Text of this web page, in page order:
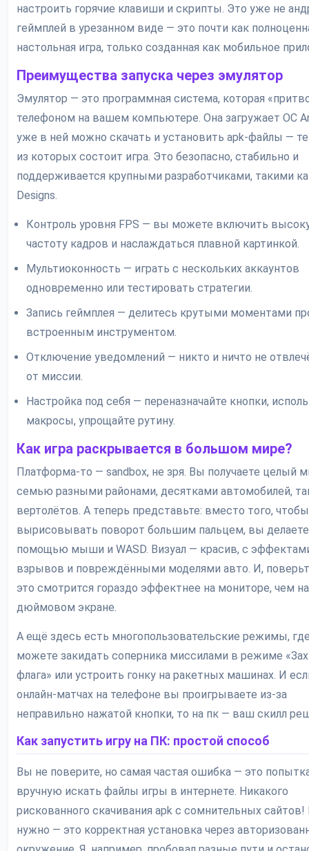
настроить горячие клавиши и скрипты. Это уже не
геймплей в урезанном виде — это почти как
настольная игра, только созданная как мобильное
Преимущества запуска через эмулятор
Эмулятор — это программная система, которая
телефоном на вашем компьютере. Она загружает ОС
уже в ней можно скачать и установить apk-файлы —
из которых состоит игра. Это безопасно, стабильно и
поддерживается крупными разработчиками, такими
Designs.
Контроль уровня FPS — вы можете включить
частоту кадров и наслаждаться плавной картинкой.
Мультиоконность — играть с нескольких аккаунтов
одновременно или тестировать стратегии.
Запись геймплея — делитесь крутыми моментами
встроенным инструментом.
Отключение уведомлений — никто и ничто не
от миссии.
Настройка под себя — переназначайте кнопки,
макросы, упрощайте рутину.
Как игра раскрывается в большом мире?
Платформа-то — sandbox, не зря. Вы получаете целый
семью разными районами, десятками автомобилей,
вертолётов. А теперь представьте: вместо того, чтобы
вырисовывать поворот большим пальцем, вы
помощью мыши и WASD. Визуал — красив, с
взрывов и повреждёнными моделями авто. И,
это смотрится гораздо эффектнее на мониторе, чем
дюймовом экране.
А ещё здесь есть многопользовательские режимы,
можете закидать соперника миссилами в режиме
флага» или устроить гонку на ракетных машинах. И
онлайн-матчах на телефоне вы проигрываете из-за
неправильно нажатой кнопки, то на пк — ваш скилл
Как запустить игру на ПК: простой способ
Вы не поверите, но самая частая ошибка — это
вручную искать файлы игры в интернете. Никакого
рискованного скачивания apk с сомнительных сайтов!
нужно — это корректная установка через